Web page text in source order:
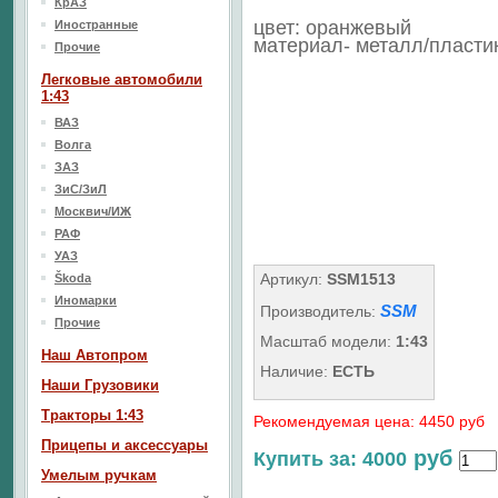
цвет: оранжевый
материал- металл/
Артикул: SSM1513
Производитель: SSM
Масштаб модели: 1:43
Наличие: ЕСТЬ
Рекомендуемая цена: 4450 руб
Купить за: 4000 руб
Иностранные
Прочие
Легковые автомобили
1:43
ВАЗ
Волга
ЗАЗ
ЗиС/ЗиЛ
Москвич/ИЖ
РАФ
УАЗ
Škoda
Иномарки
Прочие
Наш Aвтопром
Наши Грузовики
Тракторы 1:43
Прицепы и аксессуары
Умелым ручкам